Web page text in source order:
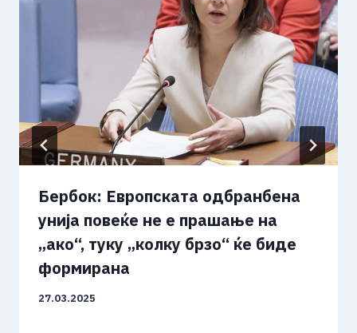
Бербок: Европската одбранбена
унија повеќе не е прашање на
„ако“, туку „колку брзо“ ќе биде
формирана
27.03.2025